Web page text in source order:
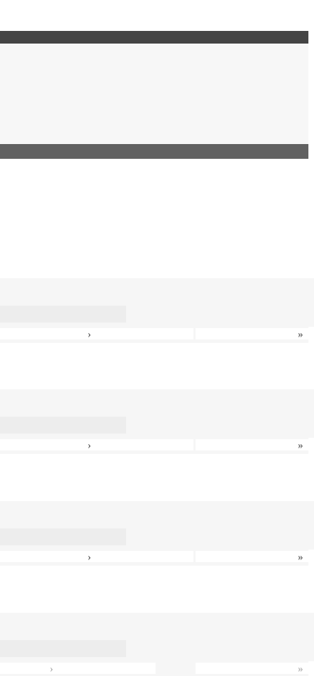
› »
› »
› »
› »